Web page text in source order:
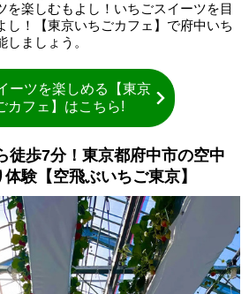
を楽しむもよし！いちごスイーツを目
し！【東京いちごカフェ】で府中いち
ましょう。
ーツを楽しめる【東京
カフェ】はこちら!
徒歩7分！東京都府中市の空中
験【空飛ぶいちご東京】